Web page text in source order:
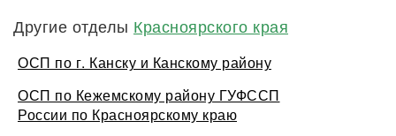
Другие отделы Красноярского края
ОСП по г. Канску и Канскому району
ОСП по Кежемскому району ГУФССП
России по Красноярскому краю